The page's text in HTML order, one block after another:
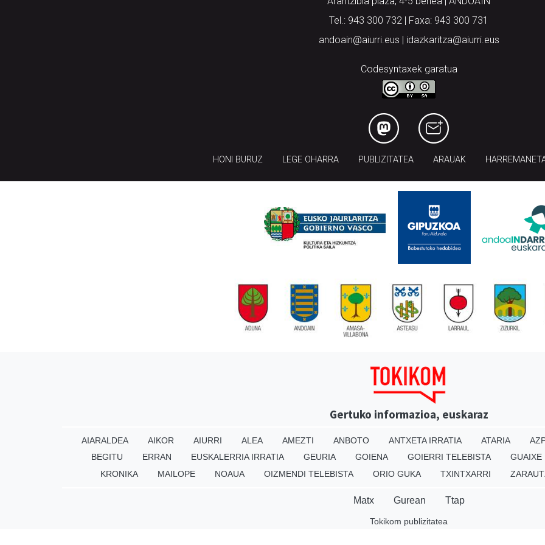
Tel.: 943 300 732 | Faxa: 943 300 731
andoain@aiurri.eus | idazkaritza@aiurri.eus
Codesyntaxek garatua
HONI BURUZ LEGE OHARRA PUBLIZITATEA ARAUAK
Gertuko informazioa, euskaraz
AIARALDEA AIKOR AIURRI ALEA AMEZTI ANBOTO ANTXETA IRRATIA ATARIA
BEGITU
ERRAN EUSKALERRIA IRRATIA GEURIA GOIENA GOIERRI TELEBISTA GUAIXE
KRONIKA
MAILOPE NOAUA OIZMENDI TELEBISTA ORIO GUKA TXINTXARRI
Matx Gurean Ttap
Tokikom publizitatea